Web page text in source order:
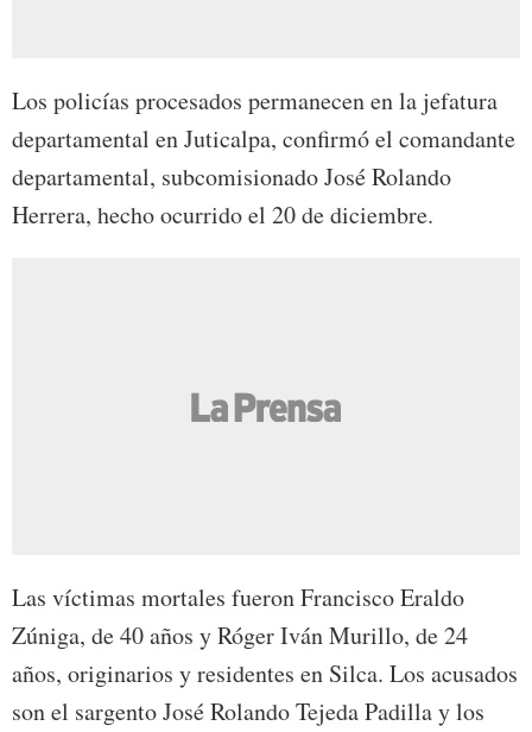
Los policías procesados permanecen en la jefatura
departamental en Juticalpa, confirmó el comandante
departamental, subcomisionado José Rolando
Herrera, hecho ocurrido el 20 de diciembre.
Las víctimas mortales fueron Francisco Eraldo
Zúniga, de 40 años y Róger Iván Murillo, de 24
años, originarios y residentes en Silca. Los acusados
son el sargento José Rolando Tejeda Padilla y los